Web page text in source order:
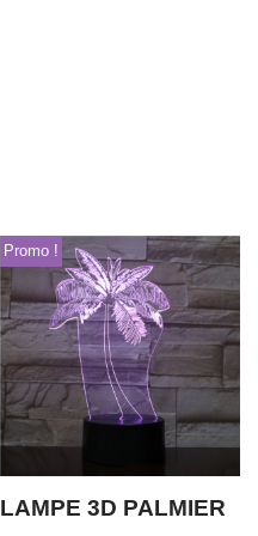
Promo !
LAMPE 3D PALMIER